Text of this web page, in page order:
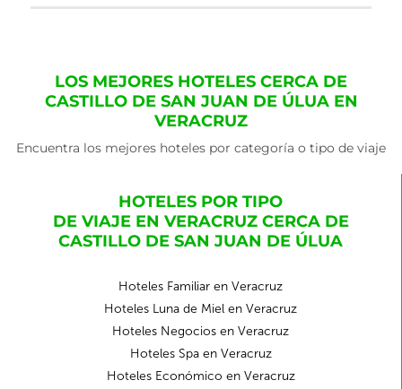
LOS MEJORES HOTELES CERCA DE
CASTILLO DE SAN JUAN DE ÚLUA EN
VERACRUZ
Encuentra los mejores hoteles por categoría o tipo de viaje
HOTELES POR TIPO
DE VIAJE EN VERACRUZ CERCA DE
CASTILLO DE SAN JUAN DE ÚLUA
Hoteles Familiar en Veracruz
Hoteles Luna de Miel en Veracruz
Hoteles Negocios en Veracruz
Hoteles Spa en Veracruz
Hoteles Económico en Veracruz